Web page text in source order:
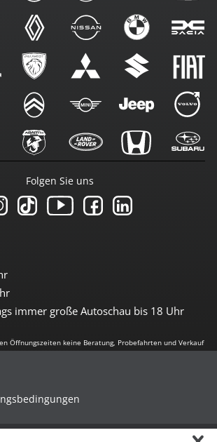
immer große Autoschau bis 18 Uhr
Folgen Sie uns
Öffnungszeiten keine Beratung, Probefahrten und Verkauf